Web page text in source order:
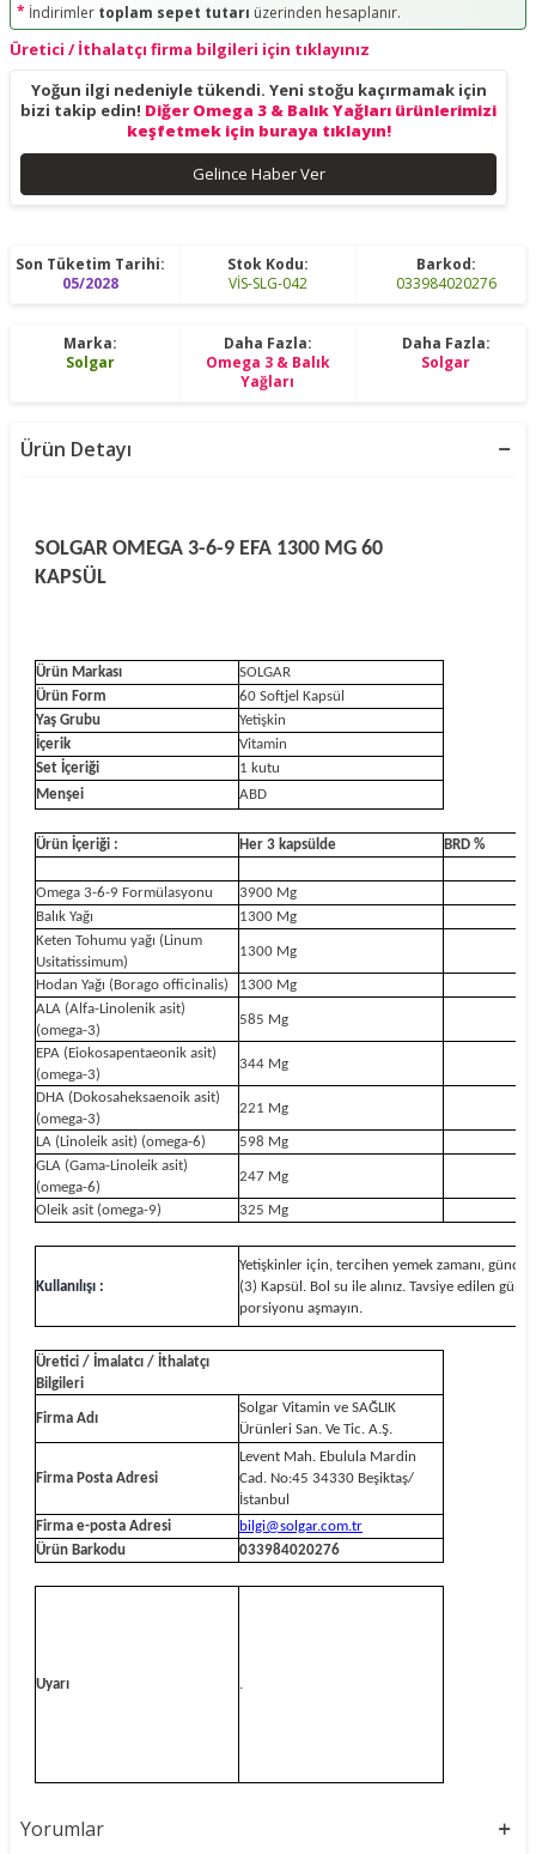
* İndirimler toplam sepet tutarı üzerinden hesaplanır.
Üretici / İthalatçı firma bilgileri için tıklayınız
Yoğun ilgi nedeniyle tükendi. Yeni stoğu kaçırmamak için
bizi takip edin! Diğer Omega 3 & Balık Yağları ürünlerimizi
keşfetmek için buraya tıklayın!
Gelince Haber Ver
Son Tüketim Tarihi:
05/2028
Stok Kodu:
VİS-SLG-042
Barkod:
033984020276
Marka:
Solgar
Daha Fazla:
Omega 3 & Balık
Yağları
Daha Fazla:
Solgar
Ürün Detayı
SOLGAR OMEGA 3-6-9 EFA 1300 MG 60
KAPSÜL
Ürün Markası
SOLGAR
Ürün Form
60 Softjel Kapsül
Yaş Grubu
Yetişkin
İçerik
Vitamin
Set İçeriği
1 kutu
Menşei
ABD
Ürün İçeriği : Her 3 kapsülde BRD %
Omega 3-6-9 Formülasyonu
3900 Mg
Balık Yağı
1300 Mg
Keten Tohumu yağı (Linum
Usitatissimum)
1300 Mg
Hodan Yağı (Borago officinalis)
1300 Mg
ALA (Alfa-Linolenik asit)
(omega-3)
585 Mg
EPA (Eiokosapentaeonik asit)
(omega-3)
344 Mg
DHA (Dokosaheksaenoik asit)
(omega-3)
221 Mg
LA (Linoleik asit) (omega-6)
598 Mg
GLA (Gama-Linoleik asit)
(omega-6)
247 Mg
Oleik asit (omega-9) 325 Mg
Kullanılışı :
Yetişkinler için, tercihen yemek zamanı, günde
(3) Kapsül. Bol su ile alınız. Tavsiye edilen
porsiyonu aşmayın.
Üretici / İmalatcı / İthalatçı
Bilgileri
Firma Adı
Solgar Vitamin ve SAĞLIK
Ürünleri San. Ve Tic. A.Ş.
Firma Posta Adresi
Levent Mah. Ebulula Mardin
Cad. No:45 34330 Beşiktaş/
İstanbul
Firma e-posta Adresi
bilgi@solgar.com.tr
Ürün Barkodu
033984020276
Uyarı .
Yorumlar